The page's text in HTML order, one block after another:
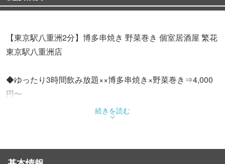
【東京駅八重洲2分】博多串焼き 野菜巻き 個室居酒屋 繁花
東京駅八重洲店
◆ゆったり3時間飲み放題××博多串焼き×野菜巻き⇒4,000
円〜
自慢の本格地鶏は生産農家から直送!!
全国から選りすぐりのブランド銘柄肉をご堪能頂けます
続きを読む